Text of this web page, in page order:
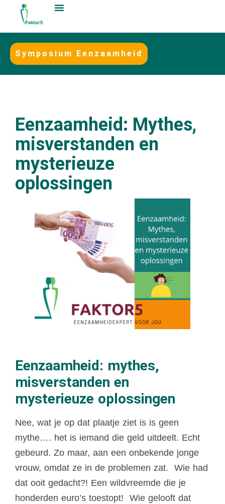
Symposium Eenzaamheid
Eenzaamheid: Mythes,
misverstanden en
mysterieuze
oplossingen
Eenzaamheid: mythes,
misverstanden en
mysterieuze oplossingen
Nee, wat je op dat plaatje ziet is is geen
mythe…. het is iemand die geld uitdeelt. Echt
gebeurd. Zo maar, aan een onbekende jonge
vrouw, omdat ze in de problemen zat. Wie had
dat ooit gedacht?! Een wildvreemde die je
honderden euro’s toestopt! Wie gelooft dat